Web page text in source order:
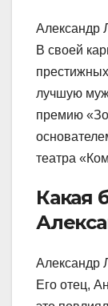
Александр
В своей
лучшую
премию
театра
Какая
Александр
Его отец,